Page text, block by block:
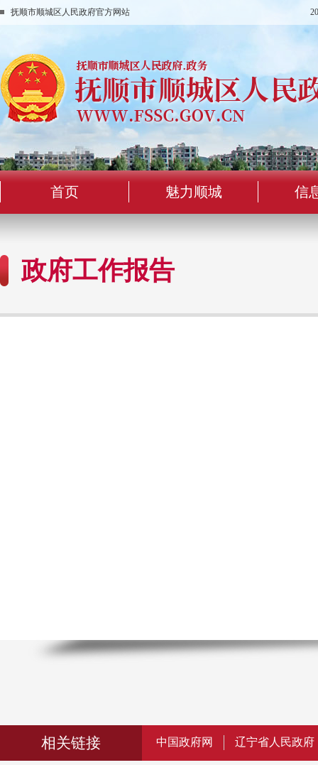
抚顺市顺城区人民政府官方网站
首页 魅力顺城 信
政府工作报告
相关链接 中国政府网 辽宁省人民政府